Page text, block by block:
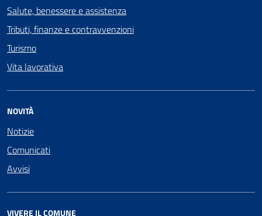
Salute, benessere e assistenza
Tributi, finanze e contravvenzioni
Turismo
Vita lavorativa
NOVITÀ
Notizie
Comunicati
Avvisi
VIVERE IL COMUNE